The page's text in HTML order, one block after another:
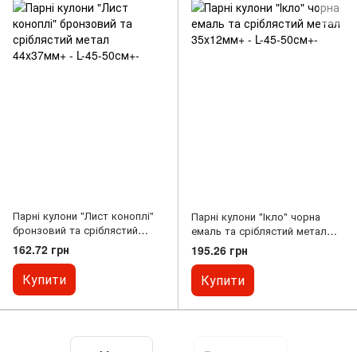
Парні кулони "Лист коноплі"
бронзовий та сріблястий
метал 44х37мм+ - L-45-50см+-
162.72 грн
Купити
Парні кулони "Ікло" чорна
емаль та сріблястий метал
35х12мм+ - L-45-50см+-
195.26 грн
Купити